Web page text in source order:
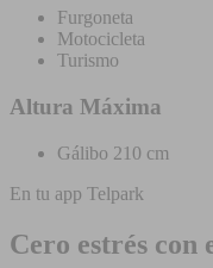
Furgoneta
Motocicleta
Turismo
Altura Máxima
Gálibo 210 cm
En tu app Telpark
Cero estrés con